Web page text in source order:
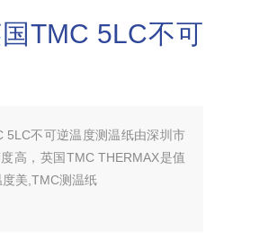
TMC 5LC不可
5LC不可逆温度测温纸由深圳市
高，英国TMC THERMAX是值
美,TMC测温纸